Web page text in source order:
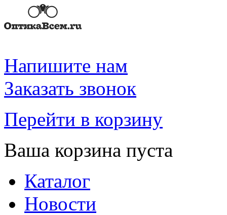
Напишите нам
Заказать звонок
Перейти в корзину
Ваша корзина пуста
Каталог
Новости